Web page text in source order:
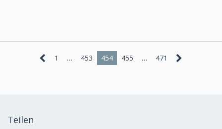
1 … 453 454 455 … 471
Teilen